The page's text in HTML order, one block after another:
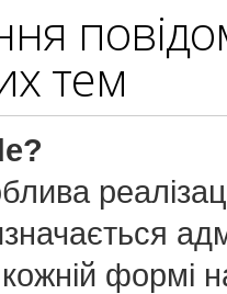
тем
формі